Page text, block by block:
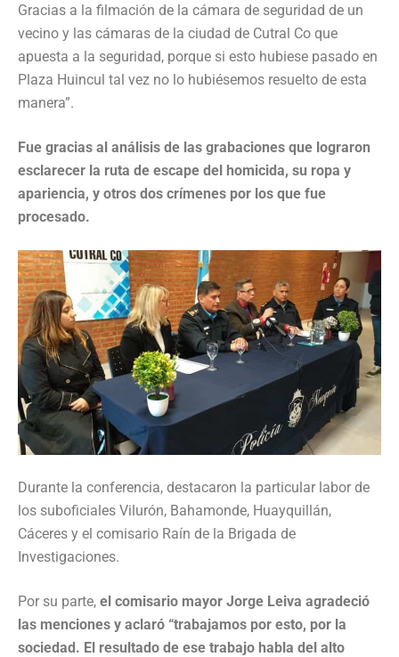
Gracias a la filmación de la cámara de seguridad de un
vecino y las cámaras de la ciudad de Cutral Co que
apuesta a la seguridad, porque si esto hubiese pasado en
Plaza Huincul tal vez no lo hubiésemos resuelto de esta
manera”.
Fue gracias al análisis de las grabaciones que lograron
esclarecer la ruta de escape del homicida, su ropa y
apariencia, y otros dos crímenes por los que fue
procesado.
Durante la conferencia, destacaron la particular labor de
los suboficiales Vilurón, Bahamonde, Huayquillán,
Cáceres y el comisario Raín de la Brigada de
Investigaciones.
Por su parte, el comisario mayor Jorge Leiva agradeció
las menciones y aclaró “trabajamos por esto, por la
sociedad. El resultado de ese trabajo habla del alto